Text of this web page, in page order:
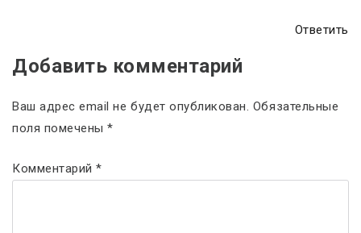
Ответить
Добавить комментарий
Ваш адрес email не будет опубликован. Обязательные
поля помечены*
Комментарий*